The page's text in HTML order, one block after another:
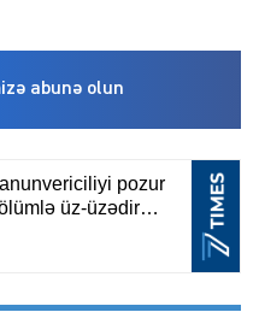
abunə olun